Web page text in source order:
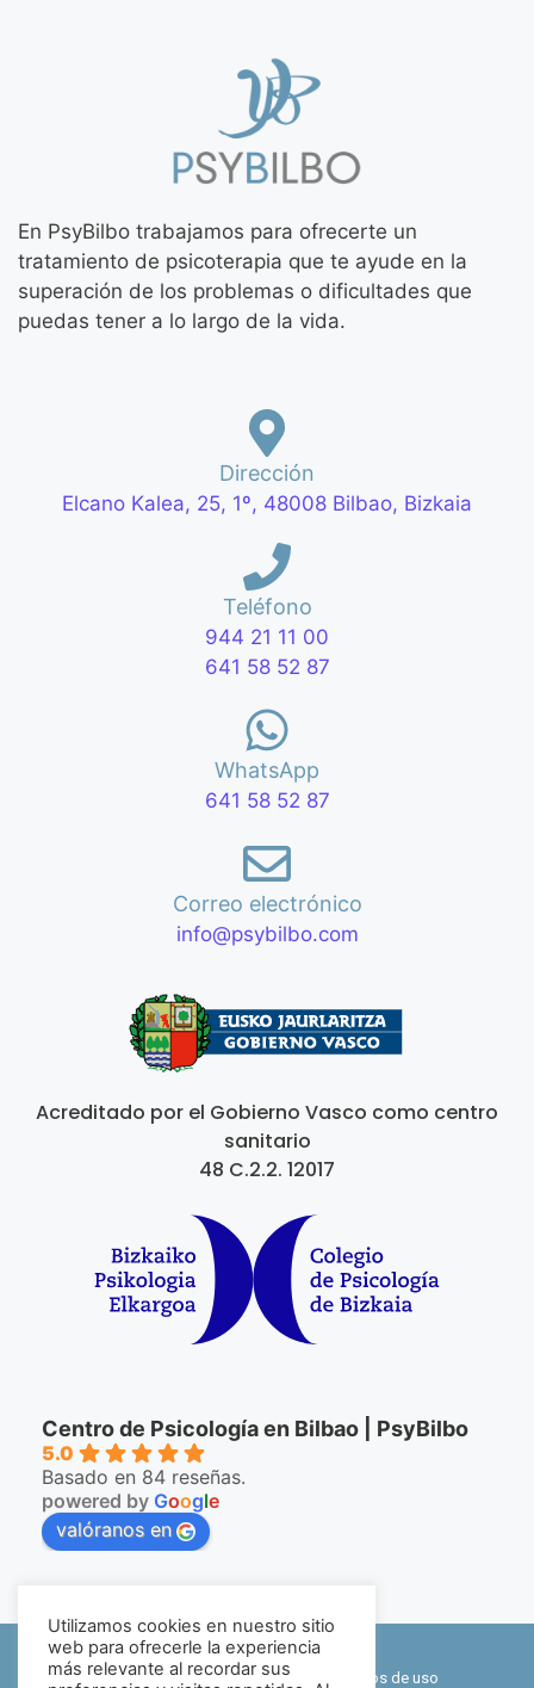
En PsyBilbo trabajamos para ofrecerte un
tratamiento de psicoterapia que te ayude en la
superación de los problemas o dificultades que
puedas tener a lo largo de la vida.
Dirección
Elcano Kalea, 25, 1º, 48008 Bilbao, Bizkaia
Teléfono
944 21 11 00
641 58 52 87
WhatsApp
641 58 52 87
Correo electrónico
info@psybilbo.com
Acreditado por el Gobierno Vasco como centro
sanitario
48 C.2.2. 12017
Centro de Psicología en Bilbao | PsyBilbo
5.0
Basado en 84 reseñas.
powered by Google
valóranos en
©2026 PsyBilbo
Política de privacidad y cookies Términos de uso
Utilizamos cookies en nuestro sitio
web para ofrecerle la experiencia
más relevante al recordar sus